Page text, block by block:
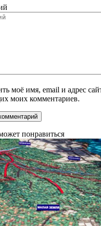
моё имя, email и адрес
моих комментариев.
понравиться